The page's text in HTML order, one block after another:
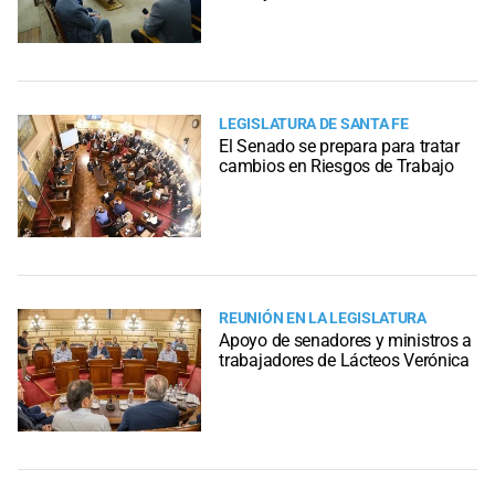
LEGISLATURA DE SANTA FE
El Senado se prepara para tratar
cambios en Riesgos de Trabajo
REUNIÓN EN LA LEGISLATURA
Apoyo de senadores y ministros a
trabajadores de Lácteos Verónica